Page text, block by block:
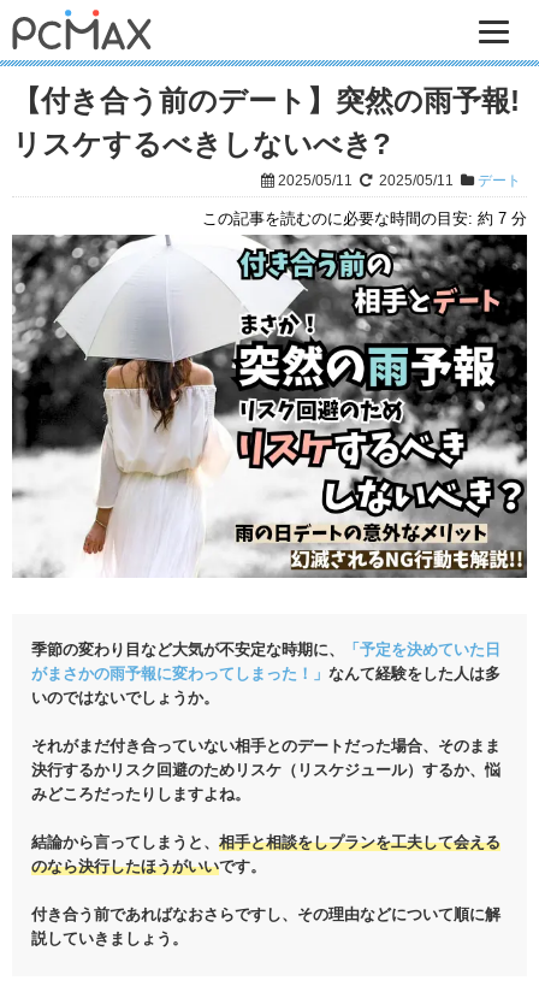
【付き合う前のデート】突然の雨予報!
リスケするべきしないべき?
2025/05/11 2025/05/11 デート
この記事を読むのに必要な時間の目安: 約 7 分
季節の変わり目など大気が不安定な時期に、
「予定を決めていた日
がまさかの雨予報に変わってしまった！」 なんて経験をした人は多
いのではないでしょうか。
それがまだ付き合っていない相手とのデートだった場合、そのまま
決行するかリスク回避のためリスケ（リスケジュール）するか、悩
みどころだったりしますよね。
結論から言ってしまうと、 相手と相談をしプランを工夫して会える
のなら決行したほうがいいです。
付き合う前であればなおさらですし、その理由などについて順に解
説していきましょう。